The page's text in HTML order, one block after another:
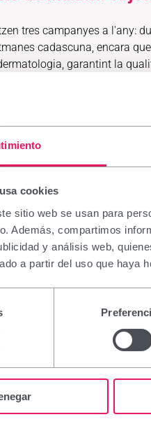
cookies
sitio web se usan para
Además, compartimos
y análisis web,
a partir del uso que haya
tres campanyes a l'any:
cadascuna, encara
garantint la
penitenciari de
Central. Cobreix una àrea
mixt amb capacitat per a
579 presos en total.
massiu i de profilaxi.
fases: primer a
dels quals més del
massiu va ser amb
permetrina, un
a la presó i les
una nova visita al centre
futures de control.
que se centren en
d'escabiosi
(ivermectina i permetrina)
a través d'una xarxa de